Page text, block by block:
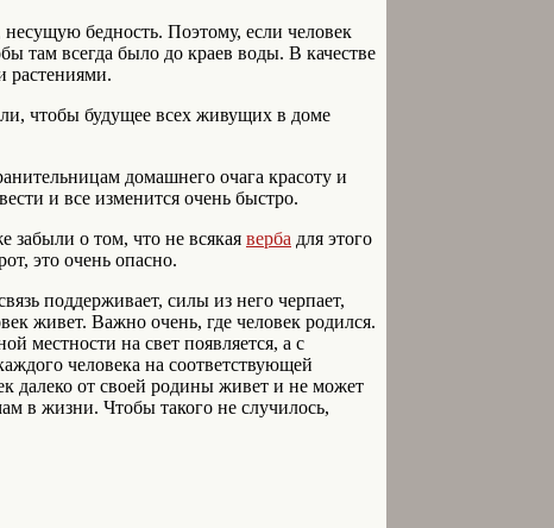
бедность. Поэтому, если человек
там всегда было до краев воды. В качестве
растениями.
чтобы будущее всех живущих в доме
домашнего очага красоту и
и все изменится очень быстро.
забыли о том, что не всякая верба для этого
это очень опасно.
поддерживает, силы из него черпает,
живет. Важно очень, где человек родился.
местности на свет появляется, а с
человека на соответствующей
далеко от своей родины живет и не может
в жизни. Чтобы такого не случилось,